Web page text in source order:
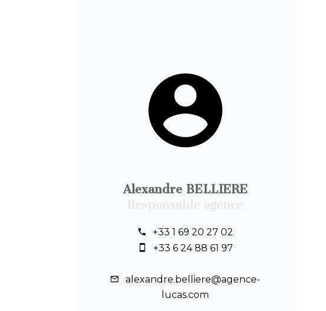
Alexandre BELLIERE
+33 1 69 20 27 02
+33 6 24 88 61 97
alexandre.belliere@agence-
lucas.com